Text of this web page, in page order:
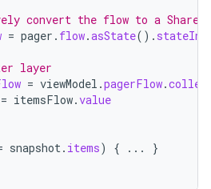
convert the flow to a
= pager . flow.asState(). stateIn
layer
= viewModel .pagerFlow.
= itemsFlow.value
snapshot. items) { ...
}